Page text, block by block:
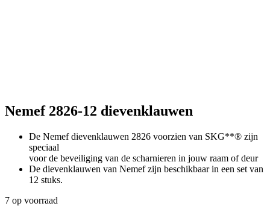
Nemef 2826-12 dievenklauwen
De Nemef dievenklauwen 2826 voorzien van SKG**® zijn
speciaal
voor de beveiliging van de scharnieren in jouw raam of deur
De dievenklauwen van Nemef zijn beschikbaar in een set van
12 stuks.
7 op voorraad